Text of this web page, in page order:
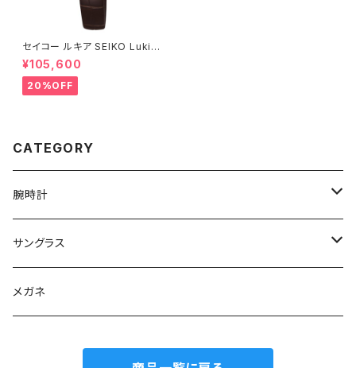
セイコー ルキア SEIKO Lukia
SSVW142 ピエール・エルメ プ
ロデュース限定モデル
¥105,600
20%OFF
CATEGORY
腕時計
グランドセイコー
Elegance collection
セイコー
サングラス
オークリー
メガネ